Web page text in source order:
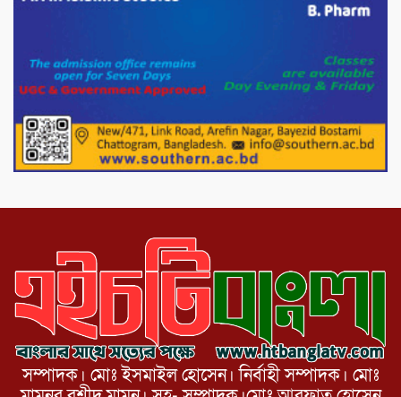
পরিবেশ রক্ষায় পাটগ্রামে ইহসান ইয়ুথ
মিরপুর-১১ নম্বরে দুর্বৃত্তদের গুলিতে বিএনপি
নেতা গুরুতর আহত
পাটগ্রামে চিকিৎসা সেবায় বীর মুক্তিযোদ্ধা দবির
উদ্দিন ফাউন্ডেশন
সম্পাদক। মোঃ ইসমাইল হোসেন। নির্বাহী সম্পাদক। মোঃ